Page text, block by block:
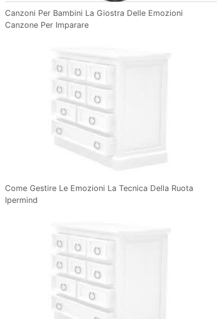
Canzoni Per Bambini La Giostra Delle Emozioni
Canzone Per Imparare
Come Gestire Le Emozioni La Tecnica Della Ruota
Ipermind